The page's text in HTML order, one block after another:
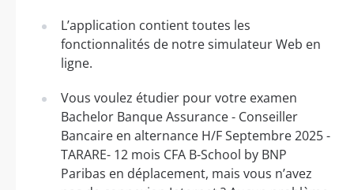
L’application contient toutes les
fonctionnalités de notre simulateur Web en
ligne.
Vous voulez étudier pour votre examen
Bachelor Banque Assurance - Conseiller
Bancaire en alternance H/F Septembre 2025 -
TARARE- 12 mois CFA B-School by BNP
Paribas en déplacement, mais vous n’avez